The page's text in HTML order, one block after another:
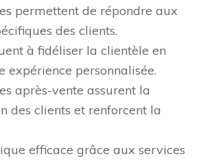
permettent de répondre aux
des clients.
à fidéliser la clientèle en
expérience personnalisée.
après-vente assurent la
des clients et renforcent la
efficace grâce aux services